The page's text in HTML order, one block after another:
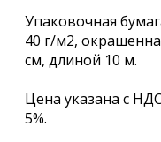
Упаковочная
40 г/м2,
см, длиной 10 м.
Цена указана с
5%.